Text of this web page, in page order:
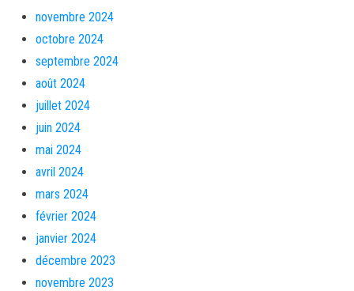
novembre 2024
octobre 2024
septembre 2024
août 2024
juillet 2024
juin 2024
mai 2024
avril 2024
mars 2024
février 2024
janvier 2024
décembre 2023
novembre 2023